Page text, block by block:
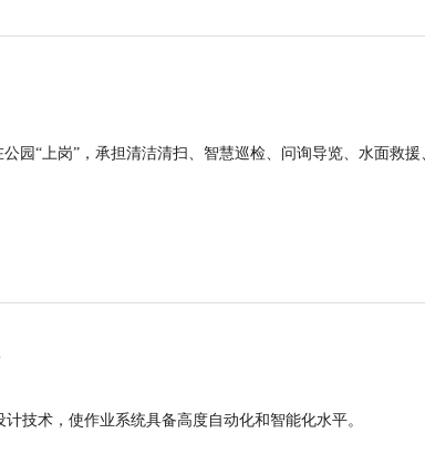
园“上岗”，承担清洁清扫、智慧巡检、问询导览、水面救援
技术，使作业系统具备高度自动化和智能化水平。